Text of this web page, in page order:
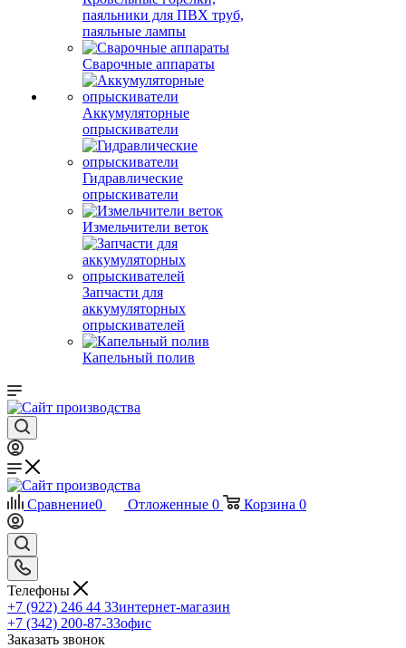
паяльники для ПВХ труб,
паяльные лампы
Сварочные аппараты
Аккумуляторные
опрыскиватели
Гидравлические
опрыскиватели
Измельчители веток
Запчасти для
аккумуляторных
опрыскивателей
Капельный полив
Сравнение0 Отложенные 0 Корзина 0
Телефоны
+7 (922) 246 44 33интернет-магазин
+7 (342) 200-87-33офис
Заказать звонок